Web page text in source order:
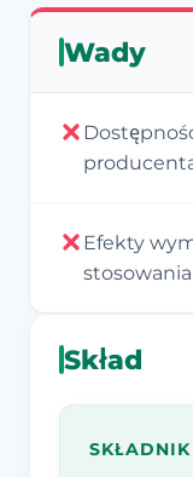
Wady
Efekty
stosowania
Skład
SKŁADNIK